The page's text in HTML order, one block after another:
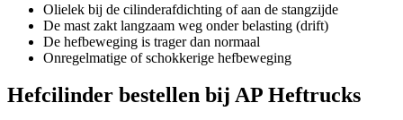
Olielek bij de cilinderafdichting of aan de stangzijde
De mast zakt langzaam weg onder belasting (drift)
De hefbeweging is trager dan normaal
Onregelmatige of schokkerige hefbeweging
Hefcilinder bestellen bij AP Heftrucks